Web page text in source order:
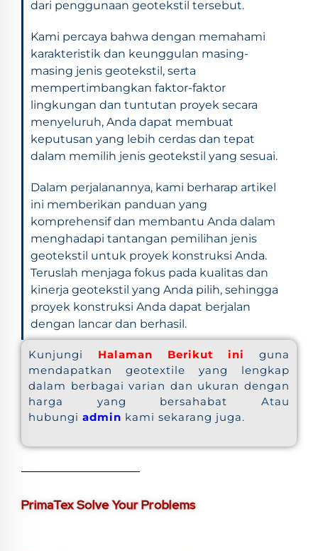
dari penggunaan geotekstil tersebut.
Kami percaya bahwa dengan memahami
karakteristik dan keunggulan masing-
masing jenis geotekstil, serta
mempertimbangkan faktor-faktor
lingkungan dan tuntutan proyek secara
menyeluruh, Anda dapat membuat
keputusan yang lebih cerdas dan tepat
dalam memilih jenis geotekstil yang sesuai.
Dalam perjalanannya, kami berharap artikel
ini memberikan panduan yang
komprehensif dan membantu Anda dalam
menghadapi tantangan pemilihan jenis
geotekstil untuk proyek konstruksi Anda.
Teruslah menjaga fokus pada kualitas dan
kinerja geotekstil yang Anda pilih, sehingga
proyek konstruksi Anda dapat berjalan
dengan lancar dan berhasil.
Kunjungi Halaman Berikut ini
guna
mendapatkan geotextile yang lengkap
dalam berbagai varian dan ukuran dengan
harga yang bersahabat Atau
hubungi admin kami sekarang juga.
PrimaTex Solve Your Problems